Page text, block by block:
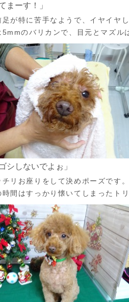
まーす！」
が特に苦手なようで、イヤイヤ
5mmのバリカンで、目元とマズル
シしないでよぉ」
リお座りをして決めポーズです。
間はすっかり懐いてしまったト